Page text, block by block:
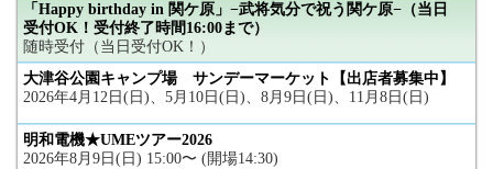
「Happy birthday in 関ケ原」−武将気分で祝う関ケ原−（当日
受付OK！受付終了時間16:00まで）
随時受付（当日受付OK！）
大津谷公園キャンプ場 サンデーマーケット【出店者募集中】
2026年4月12日(日)、5月10日(日)、8月9日(日)、11月8日(日)
明和電機★UMEツアー2026
2026年8月9日(日) 15:00〜 (開場14:30)